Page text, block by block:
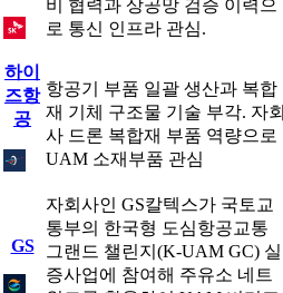
비 협력과 상공망 검증 이력으
로 통신 인프라 관심.
하이
즈항
공
항공기 부품 일괄 생산과 복합
재 기체 구조물 기술 부각. 자회
사 드론 복합재 부품 역량으로
UAM 소재부품 관심
GS
자회사인 GS칼텍스가 국토교
통부의 한국형 도심항공교통
그랜드 챌린지(K-UAM GC) 실
증사업에 참여해 주유소 네트